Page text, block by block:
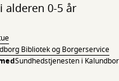
alderen 0-5 år
Bibliotek og Borgerservice
​​Sundhedstjenesten i